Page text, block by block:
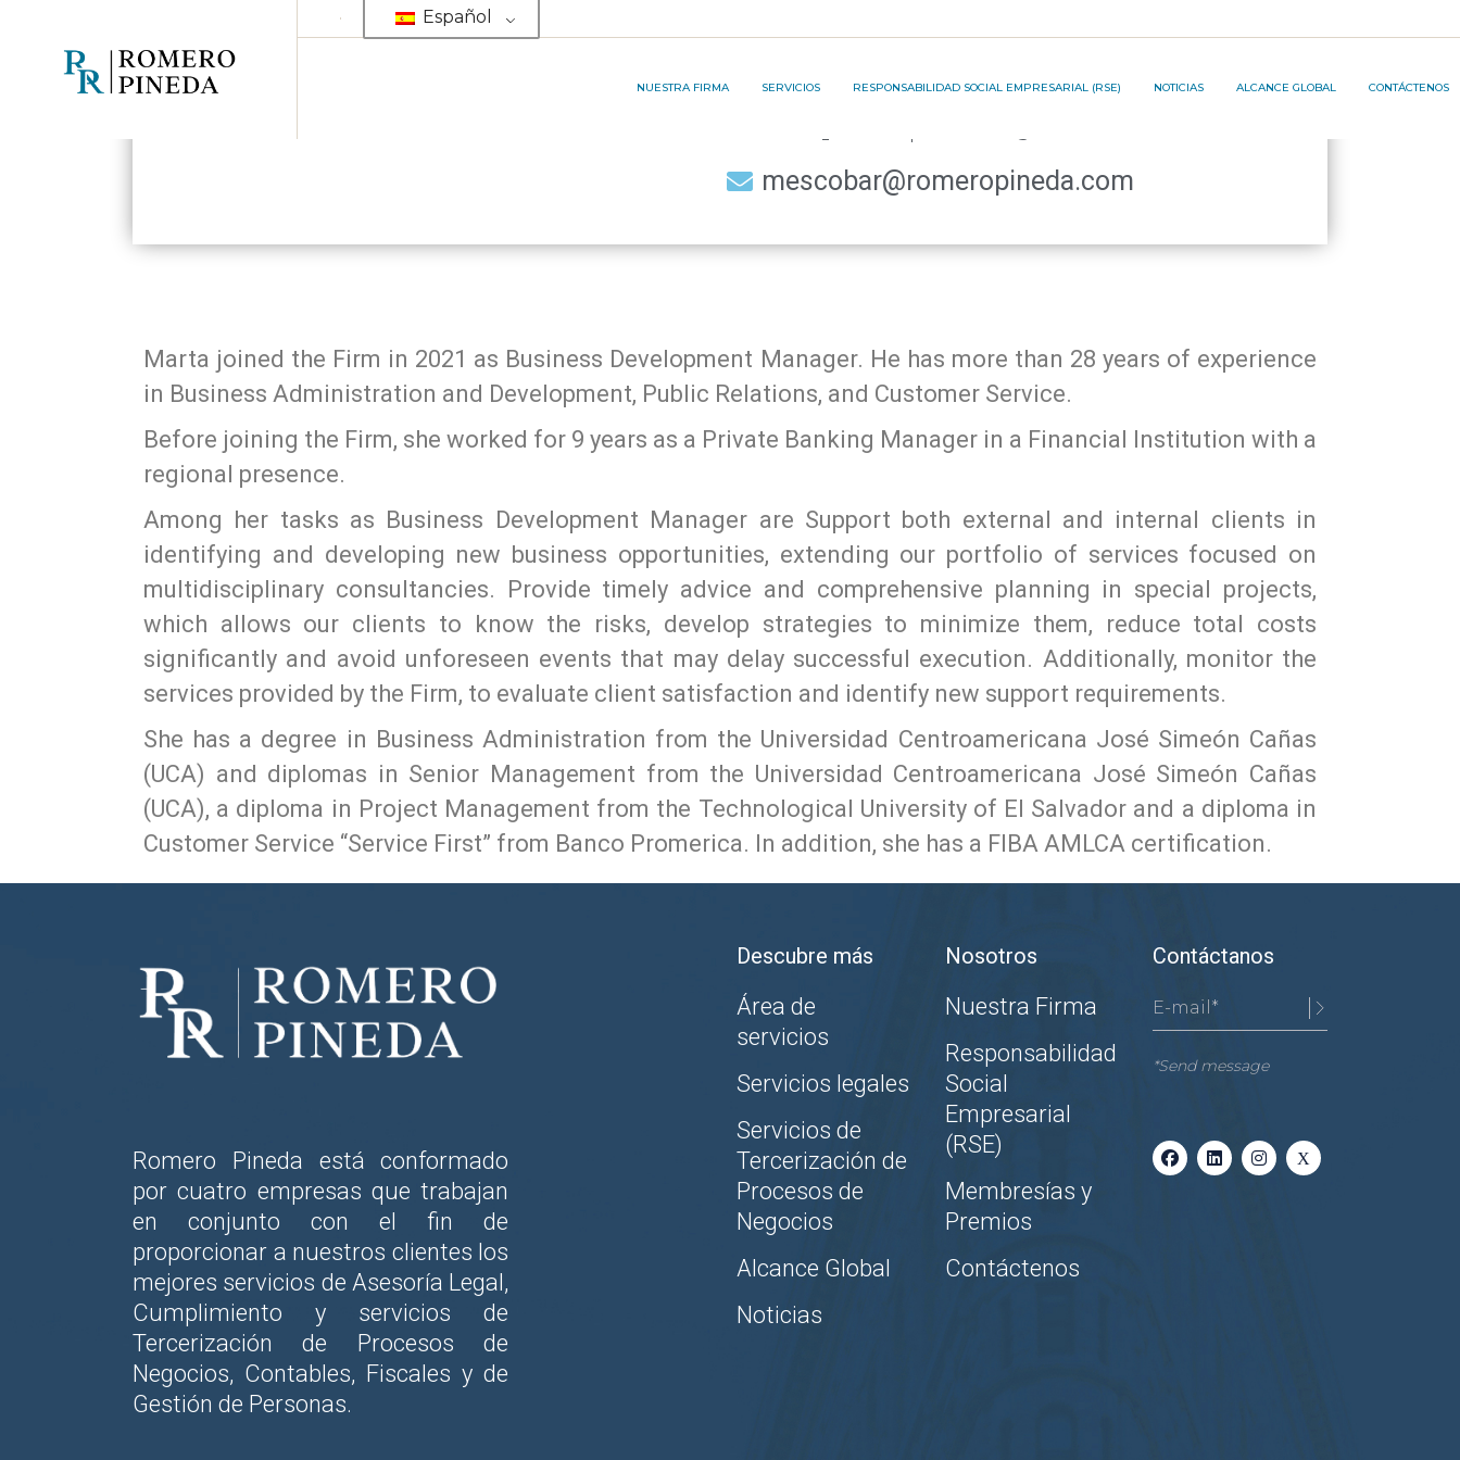
Español
NUESTRA FIRMA
NUESTRO EQUIPO
SERVICIOS
ÁREA DE SERVICIOS
RESPONSABILIDAD SOCIAL EMPRESARIAL (RSE)
RP&A INNOVATION PROJECT ®️
NOTICIAS ALCANCE GLOBAL CONTÁCTENOS
NUESTRO EQUIPOÁREA DE SERVICIOS
PROCESOS DE NEGOCIOS
RP&A INNOVATION PROJECT ®️
mescobar@romeropineda.com
Marta joined the Firm in 2021 as Business Development Manager. He has more than 28 years of experience
in ​​Business Administration and Development, Public Relations, and Customer Service.
Before joining the Firm, she worked for 9 years as a Private Banking Manager in a Financial Institution with a
regional presence.
Among her tasks as Business Development Manager are Support both external and internal clients in
identifying and developing new business opportunities, extending our portfolio of services focused on
multidisciplinary consultancies. Provide timely advice and comprehensive planning in special projects,
which allows our clients to know the risks, develop strategies to minimize them, reduce total costs
significantly and avoid unforeseen events that may delay successful execution. Additionally, monitor the
services provided by the Firm, to evaluate client satisfaction and identify new support requirements.
She has a degree in Business Administration from the Universidad Centroamericana José Simeón Cañas
(UCA) and diplomas in Senior Management from the Universidad Centroamericana José Simeón Cañas
(UCA), a diploma in Project Management from the Technological University of El Salvador and a diploma in
Customer Service “Service First” from Banco Promerica. In addition, she has a FIBA ​​AMLCA certification.
Romero Pineda está conformado
por cuatro empresas que trabajan
en conjunto con el fin de
proporcionar a nuestros clientes los
mejores servicios de Asesoría Legal,
Cumplimiento y servicios de
Tercerización de Procesos de
Negocios, Contables, Fiscales y de
Gestión de Personas.
Descubre más
Área de
servicios
Servicios legales
Servicios de
Tercerización de
Procesos de
Negocios
Alcance Global
Noticias
Nosotros
Nuestra Firma
Responsabilidad
Social
Empresarial
(RSE)
Membresías y
Premios
Contáctenos
Contáctanos
*Send message